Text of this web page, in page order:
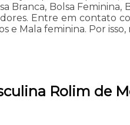
Bolsa Feminina,
Entre em contato
Mala feminina. Por isso,
Rolim de